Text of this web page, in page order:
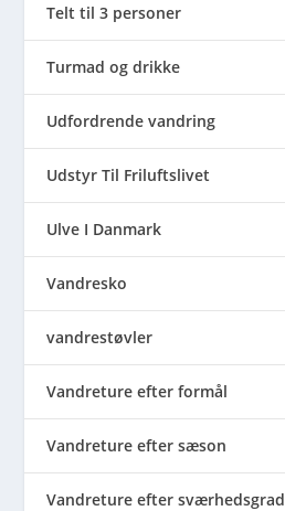
Telt til 3 personer
Turmad og drikke
Udfordrende vandring
Udstyr Til Friluftslivet
Ulve I Danmark
Vandresko
vandrestøvler
Vandreture efter formål
Vandreture efter sæson
Vandreture efter sværhedsgrad